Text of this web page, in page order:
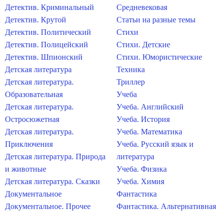
Детектив. Криминальный
Детектив. Крутой
Детектив. Политический
Детектив. Полицейский
Детектив. Шпионский
Детская литература
Детская литература.
Образовательная
Детская литература.
Остросюжетная
Детская литература.
Приключения
Детская литература. Природа
и животные
Детская литература. Сказки
Документальное
Документальное. Прочее
Средневековая
Статьи на разные темы
Стихи
Стихи. Детские
Стихи. Юмористические
Техника
Триллер
Учеба
Учеба. Английский
Учеба. История
Учеба. Математика
Учеба. Русский язык и
литература
Учеба. Физика
Учеба. Химия
Фантастика
Фантастика. Альтернативная